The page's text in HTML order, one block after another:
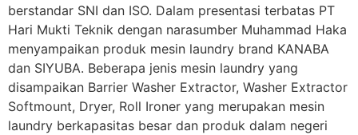
berstandar SNI dan ISO. Dalam presentasi terbatas PT
Hari Mukti Teknik dengan narasumber Muhammad Haka
menyampaikan produk mesin laundry brand KANABA
dan SIYUBA. Beberapa jenis mesin laundry yang
disampaikan Barrier Washer Extractor, Washer Extractor
Softmount, Dryer, Roll Ironer yang merupakan mesin
laundry berkapasitas besar dan produk dalam negeri